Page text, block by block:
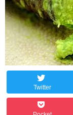
Twitter